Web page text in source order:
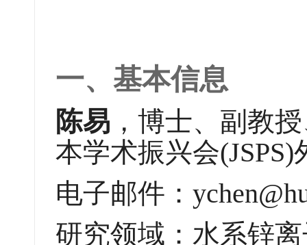
一、基本信息
陈易 ，博士、副教
本学术振兴会
电子邮件：
研究领域：水系锌